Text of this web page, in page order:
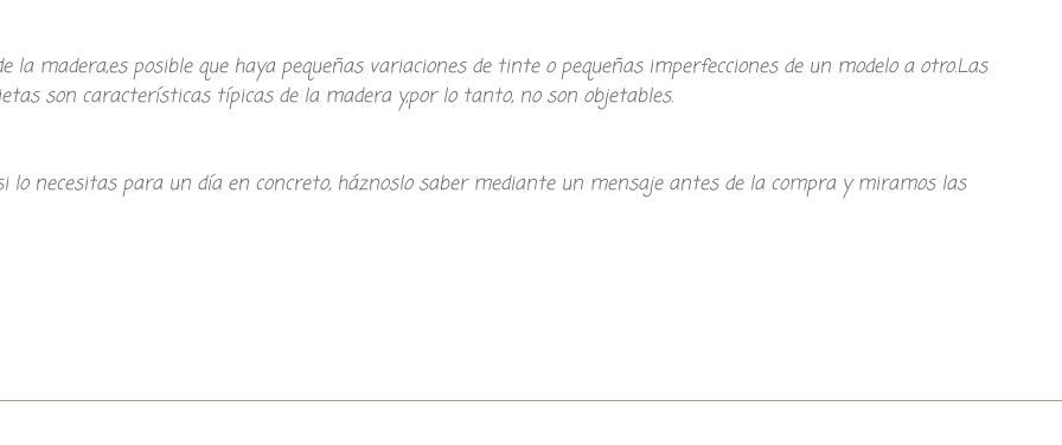
la madera,es posible que haya pequeñas variaciones de tinte o pequeñas imperfecciones de un modelo a otro.Las
son características típicas de la madera y,por lo tanto, no son objetables.
lo necesitas para un día en concreto, háznoslo saber mediante un mensaje antes de la compra y miramos las